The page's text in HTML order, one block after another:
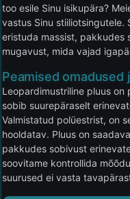
too esile Sinu isikupära?
vastus Sinu stiiliotsingutele.
eristuda massist, pakkudes
mugavust, mida vajad
Peamised omadused
Leopardimustriline pluus
sobib suurepäraselt
Valmistatud polüestrist, on
hooldatav. Pluus on
pakkudes sobivust
soovitame kontrollida
suurused ei vasta